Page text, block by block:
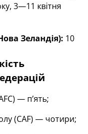
3—11 квітня
Зеландія): 10
— п’ять;
(CAF) — чотири;